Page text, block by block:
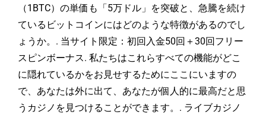
（1BTC）の単価も「5万ドル」を突破と、急騰を続け
ているビットコインにはどのような特徴があるのでし
ょうか。. 当サイト限定：初回入金50回＋30回フリー
スピンボーナス. 私たちはこれらすべての機能がどこ
に隠れているかをお見せするためにここにいますの
で、あなたは外に出て、あなたが個人的に最高だと思
うカジノを見つけることができます。. ライブカジノ